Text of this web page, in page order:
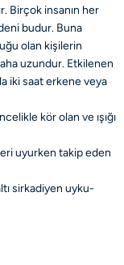
Birçok insanın her
budur. Buna
olan kişilerin
uzundur. Etkilenen
iki saat erkene veya
kör olan ve ışığı
uyurken takip eden
sirkadiyen uyku-